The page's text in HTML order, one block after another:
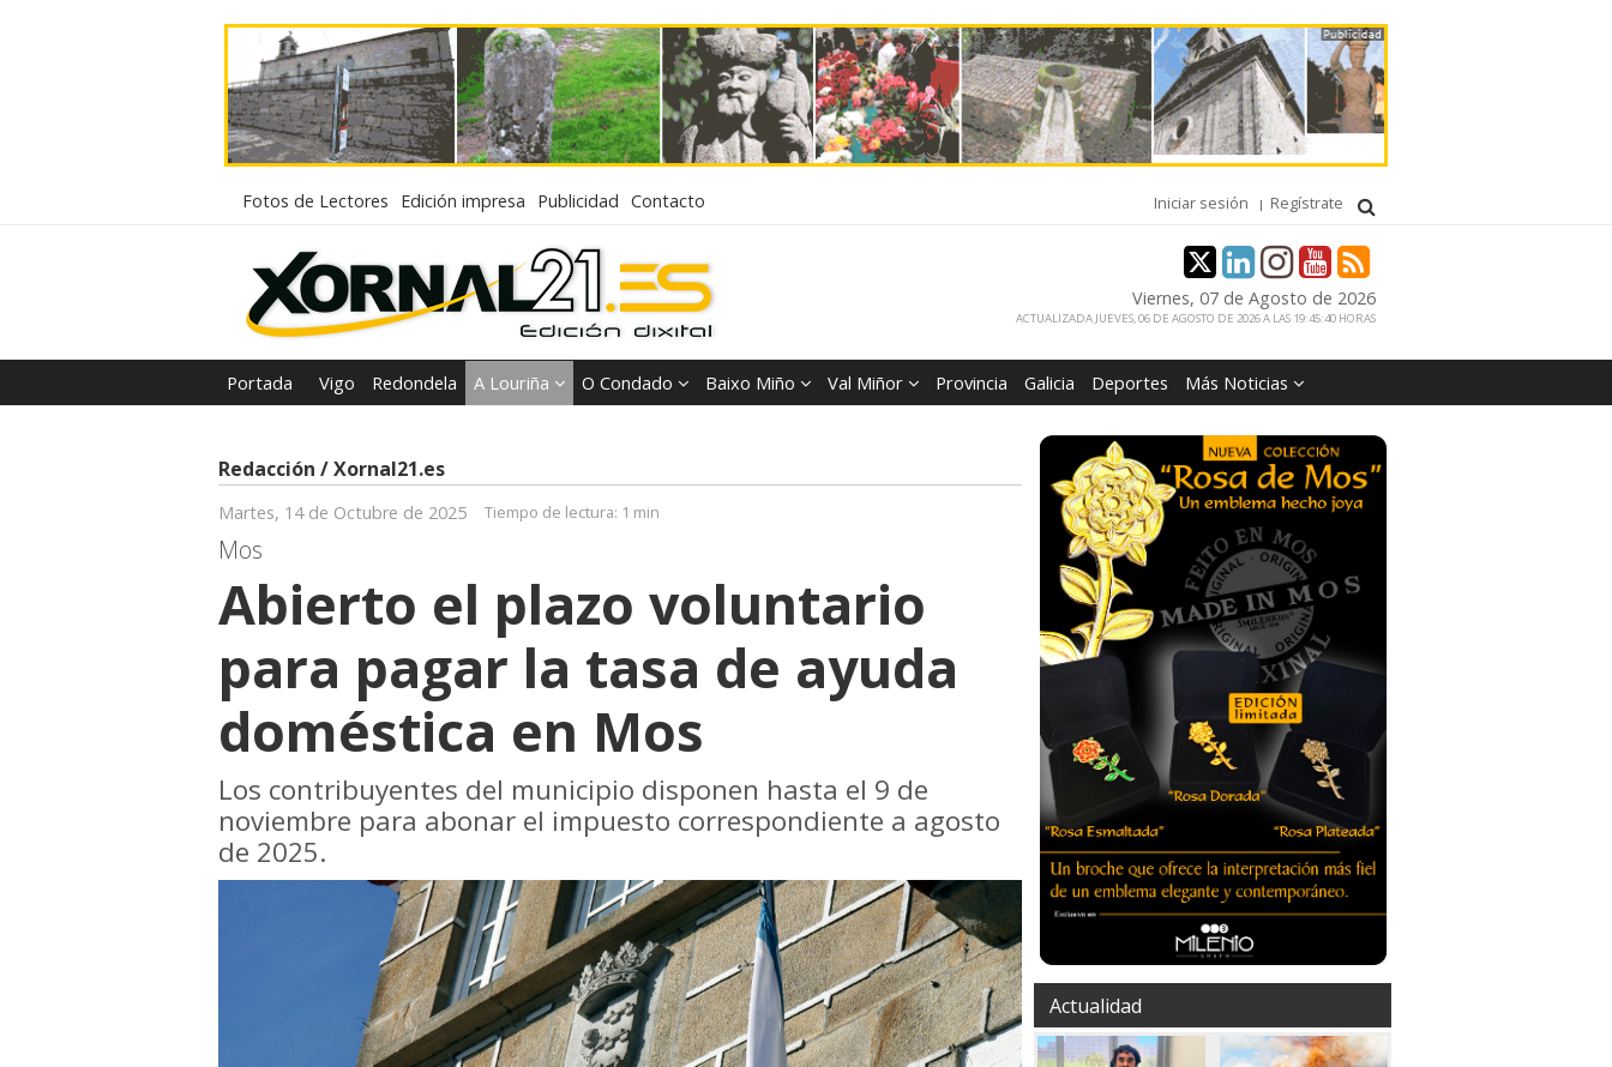
Fotos de Lectores Edición impresa Publicidad Contacto Iniciar sesión Regístrate
Viernes, 07 de Agosto de 2026
ACTUALIZADA JUEVES, 06 DE AGOSTO DE 2026 A LAS 19:45:40 HORAS
Portada Vigo Redondela A Louriña O Condado Baixo Miño Val Miñor Provincia Galicia Deportes Más Noticias
Redacción / Xornal21.es
Martes, 14 de Octubre de 2025 Tiempo de lectura: 1 min
Mos
Abierto el plazo voluntario
para pagar la tasa de ayuda
doméstica en Mos
Los contribuyentes del municipio disponen hasta el 9 de
noviembre para abonar el impuesto correspondiente a agosto
de 2025.
Actualidad